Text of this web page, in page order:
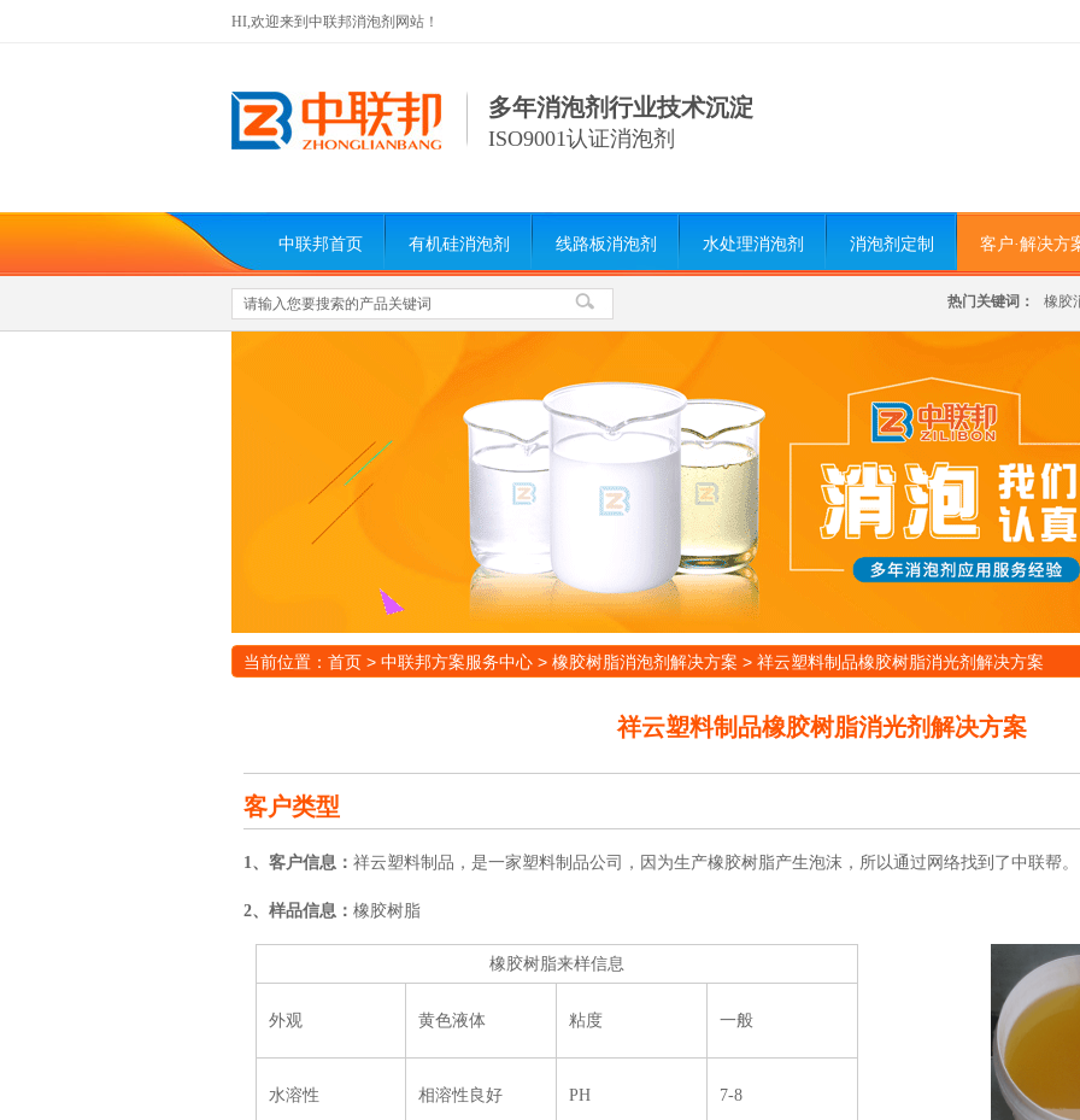
HI,欢迎来到中联邦消泡剂网站！
多年消泡剂行业技术沉淀
ISO9001认证消泡剂
中联邦首页 有机硅消泡剂 线路板消泡剂 水处理消泡剂 消泡剂定制 客户·解决方
热门关键词： 橡胶
当前位置： 首页 > 中联邦方案服务中心 > 橡胶树脂消泡剂解决方案 > 祥云塑料制品橡胶树脂消光剂解决方案
祥云塑料制品橡胶树脂消光剂解决方案
客户类型
1、客户信息： 祥云塑料制品，是一家塑料制品公司，因为生产橡胶树脂产生泡沫，所以通过网络找到了中联帮。
2、样品信息： 橡胶树脂
橡胶树脂来样信息
外观 黄色液体 粘度 一般
水溶性 相溶性良好 PH 7-8